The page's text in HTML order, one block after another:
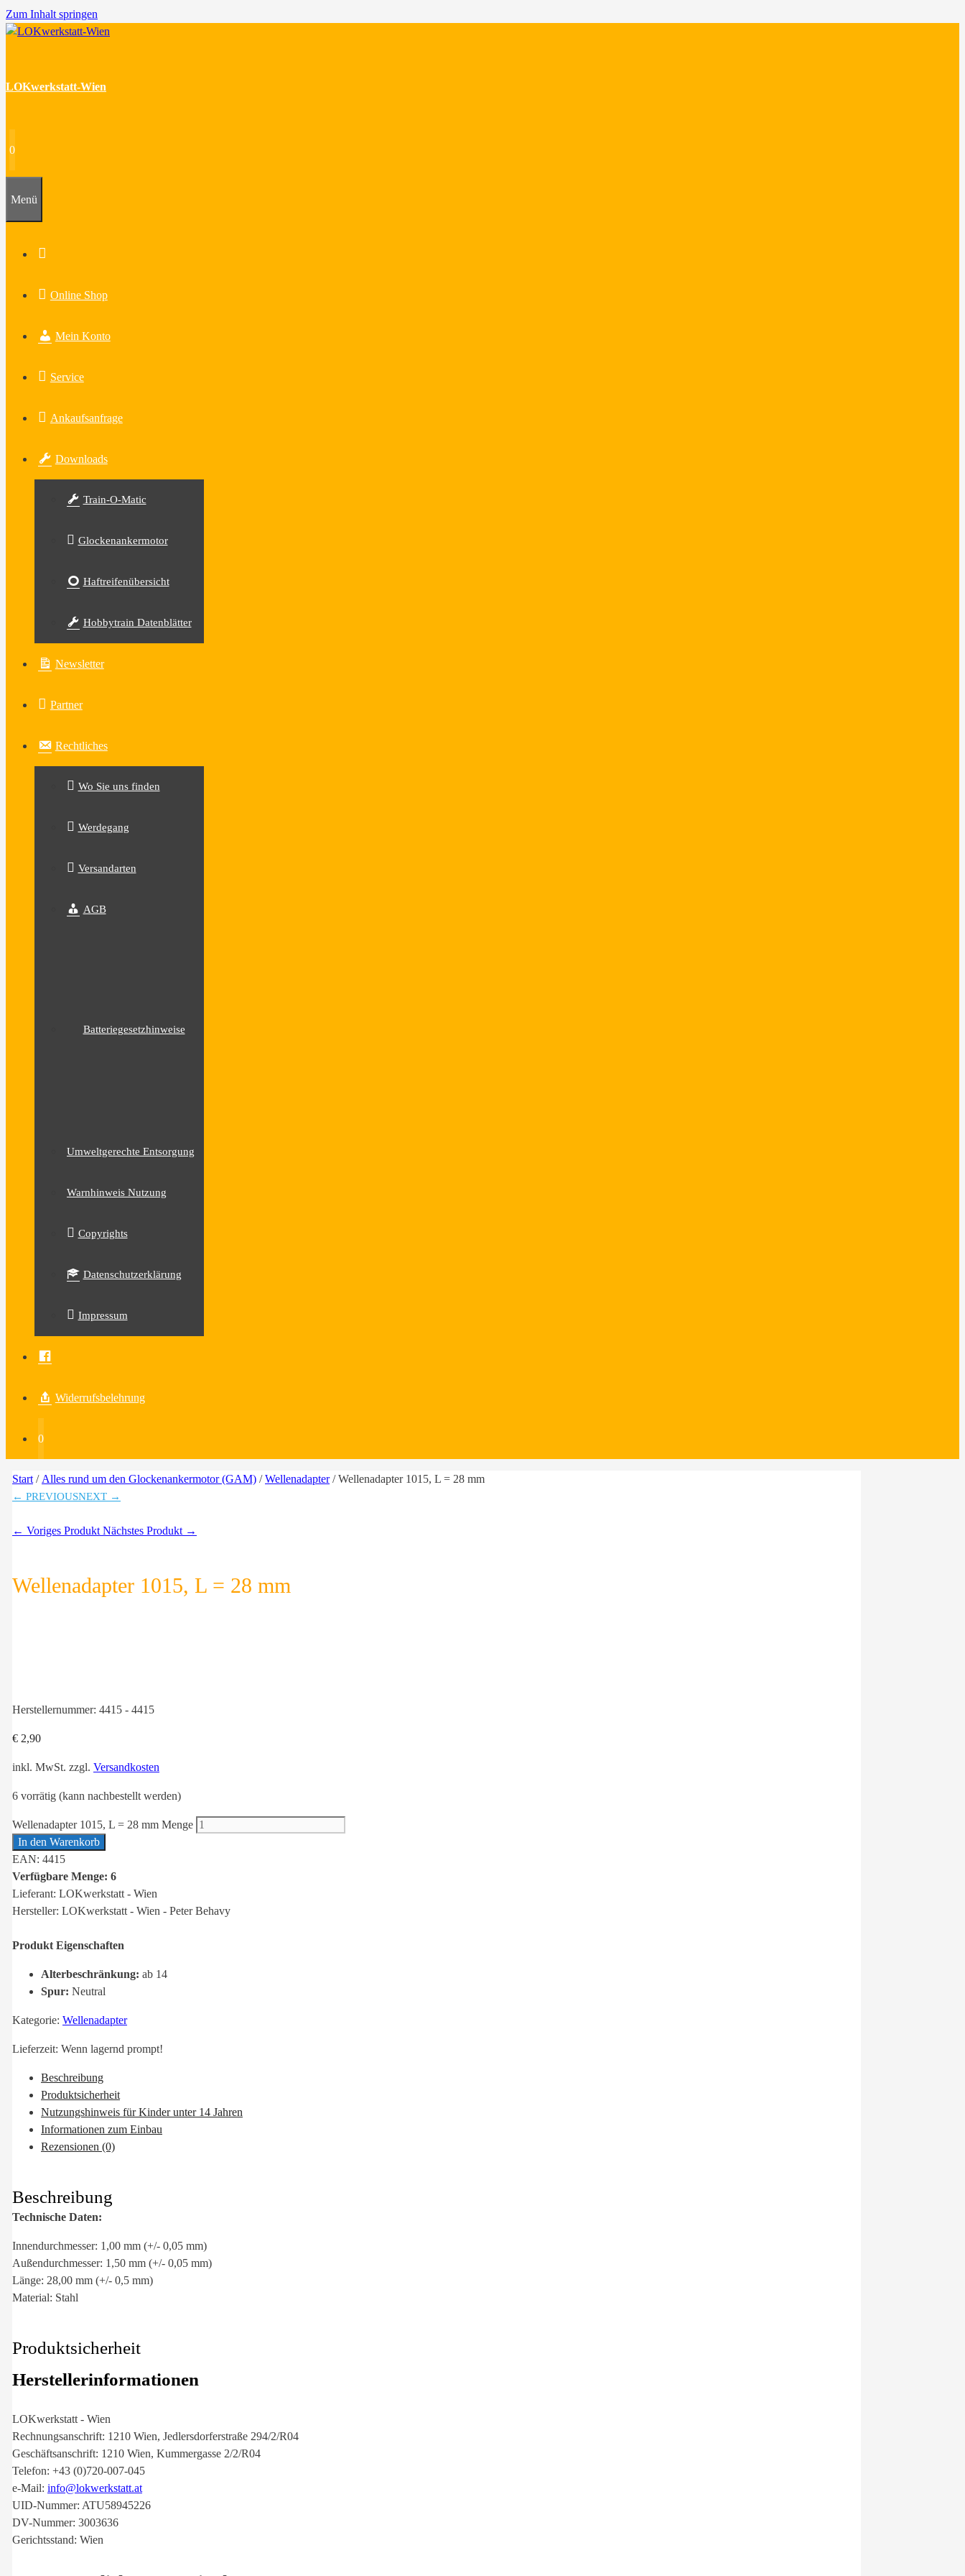
Zum Inhalt springen
LOKwerkstatt-Wien
0
Menü
Online Shop
Mein Konto
Service
Ankaufsanfrage
Downloads
Train-O-Matic
Glockenankermotor
Haftreifenübersicht
Hobbytrain Datenblätter
Newsletter
Partner
Rechtliches
Wo Sie uns finden
Werdegang
Versandarten
AGB
Batteriegesetzhinweise
Umweltgerechte Entsorgung
Warnhinweis Nutzung
Copyrights
Datenschutzerklärung
Impressum
Widerrufsbelehrung
0
Start / Alles rund um den Glockenankermotor (GAM) /Wellenadapter/ Wellenadapter 1015, L = 28 mm
← PREVIOUSNEXT →
← Voriges Produkt Nächstes Produkt →
Wellenadapter 1015, L = 28 mm
Herstellernummer: 4415 - 4415
€ 2,90
inkl. MwSt. zzgl. Versandkosten
6 vorrätig (kann nachbestellt werden)
Wellenadapter 1015, L = 28 mm Menge
In den Warenkorb
EAN: 4415
Verfügbare Menge: 6
Lieferant: LOKwerkstatt - Wien
Hersteller: LOKwerkstatt - Wien - Peter Behavy
Produkt Eigenschaften
Alterbeschränkung: ab 14
Spur: Neutral
Kategorie: Wellenadapter
Lieferzeit: Wenn lagernd prompt!
Beschreibung
Produktsicherheit
Nutzungshinweis für Kinder unter 14 Jahren
Informationen zum Einbau
Rezensionen (0)
Beschreibung
Technische Daten:
Innendurchmesser: 1,00 mm (+/- 0,05 mm)
Außendurchmesser: 1,50 mm (+/- 0,05 mm)
Länge: 28,00 mm (+/- 0,5 mm)
Material: Stahl
Produktsicherheit
Herstellerinformationen
LOKwerkstatt - Wien
Rechnungsanschrift: 1210 Wien, Jedlersdorferstraße 294/2/R04
Geschäftsanschrift: 1210 Wien, Kummergasse 2/2/R04
Telefon: +43 (0)720-007-045
e-Mail: info@lokwerkstatt.at
UID-Nummer: ATU58945226
DV-Nummer: 3003636
Gerichtsstand: Wien